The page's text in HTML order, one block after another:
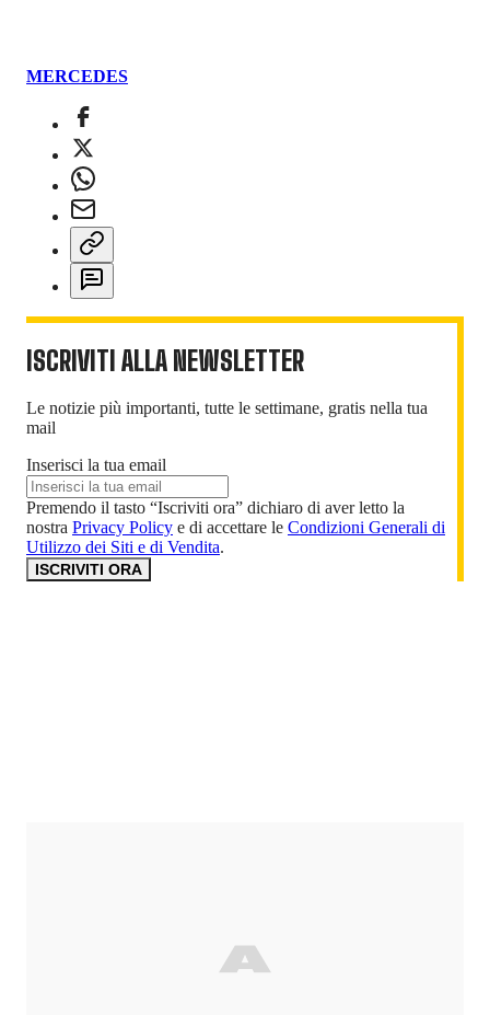
MERCEDES
ISCRIVITI ALLA NEWSLETTER
Le notizie più importanti, tutte le settimane, gratis nella tua
mail
Inserisci la tua email
Premendo il tasto “Iscriviti ora” dichiaro di aver letto la
nostra Privacy Policy e di accettare le Condizioni Generali di
Utilizzo dei Siti e di Vendita.
ISCRIVITI ORA